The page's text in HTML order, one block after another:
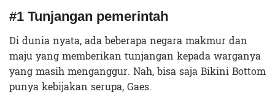
#1 Tunjangan pemerintah
Di dunia nyata, ada beberapa negara makmur dan
maju yang memberikan tunjangan kepada warganya
yang masih menganggur. Nah, bisa saja Bikini Bottom
punya kebijakan serupa, Gaes.